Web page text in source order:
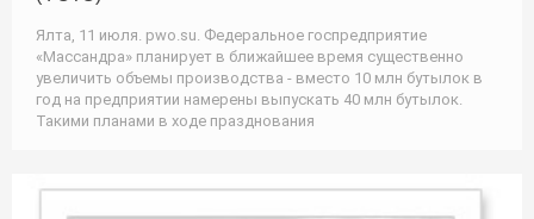
Ялта, 11 июля. pwo.su. Федеральное госпредприятие
«Массандра» планирует в ближайшее время существенно
увеличить объемы производства - вместо 10 млн бутылок в
год на предприятии намерены выпускать 40 млн бутылок.
Такими планами в ходе празднования